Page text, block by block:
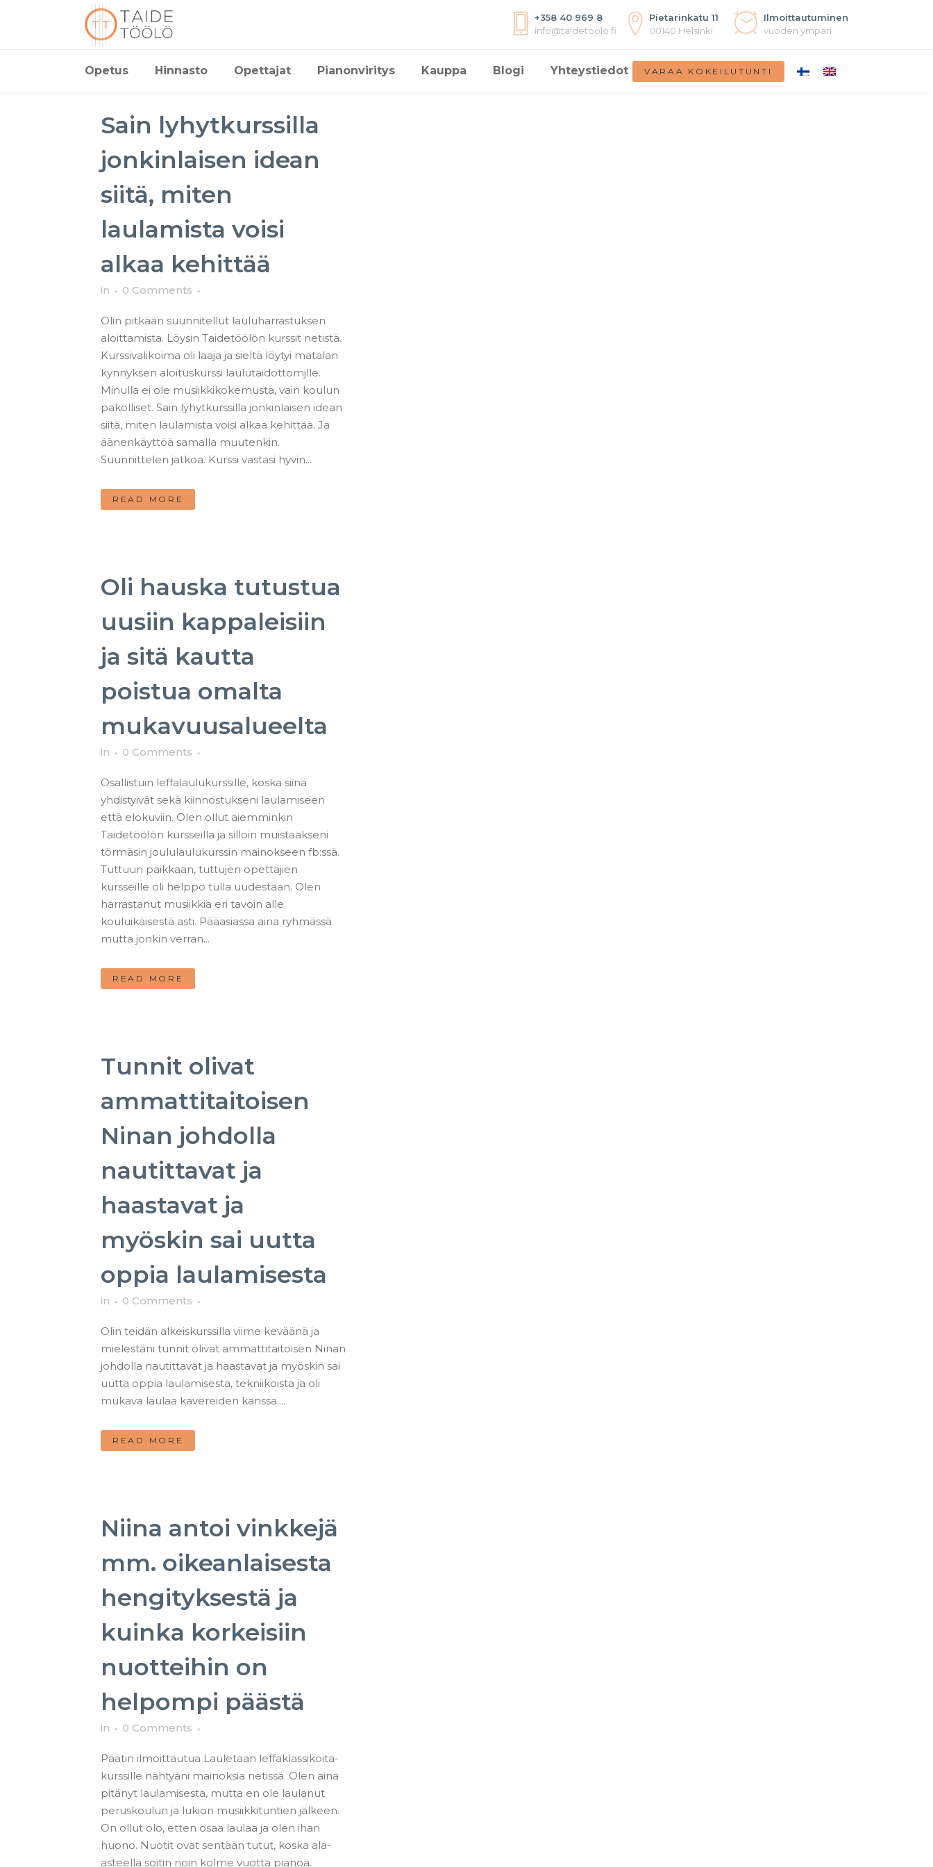
+358 40 969 8
info@taidetoolo.fi
Pietarinkatu 11
00140 Helsinki
Ilmoittautuminen
vuoden ympäri
Opetus Hinnasto Opettajat Pianonviritys Kauppa Blogi Yhteystiedot VARAA KOKEILUTUNTI
Sain lyhytkurssilla
jonkinlaisen idean
siitä, miten
laulamista voisi
alkaa kehittää
in 0 Comments
Olin pitkään suunnitellut lauluharrastuksen
aloittamista. Löysin Taidetöölön kurssit netistä.
Kurssivalikoima oli laaja ja sieltä löytyi matalan
kynnyksen aloituskurssi laulutaidottomjlle.
Minulla ei ole musiikkikokemusta, vain koulun
pakolliset. Sain lyhytkurssilla jonkinlaisen idean
siitä, miten laulamista voisi alkaa kehittää. Ja
äänenkäyttöä samalla muutenkin.
Suunnittelen jatkoa. Kurssi vastasi hyvin...
READ MORE
Oli hauska tutustua
uusiin kappaleisiin
ja sitä kautta
poistua omalta
mukavuusalueelta
in 0 Comments
Osallistuin leffalaulukurssille, koska siinä
yhdistyivät sekä kiinnostukseni laulamiseen
että elokuviin. Olen ollut aiemminkin
Taidetöölön kursseilla ja silloin muistaakseni
törmäsin joululaulukurssin mainokseen fb:ssä.
Tuttuun paikkaan, tuttujen opettajien
kursseille oli helppo tulla uudestaan. Olen
harrastanut musiikkia eri tavoin alle
kouluikäisestä asti. Pääasiassa aina ryhmässä
mutta jonkin verran...
READ MORE
Tunnit olivat
ammattitaitoisen
Ninan johdolla
nautittavat ja
haastavat ja
myöskin sai uutta
oppia laulamisesta
in 0 Comments
Olin teidän alkeiskurssilla viime keväänä ja
mielestäni tunnit olivat ammattitaitoisen Ninan
johdolla nautittavat ja haastavat ja myöskin sai
uutta oppia laulamisesta, tekniikoista ja oli
mukava laulaa kavereiden kanssa....
READ MORE
Niina antoi vinkkejä
mm. oikeanlaisesta
hengityksestä ja
kuinka korkeisiin
nuotteihin on
helpompi päästä
in 0 Comments
Päätin ilmoittautua Lauletaan leffaklassikoita-
kurssille nähtyäni mainoksia netissä. Olen aina
pitänyt laulamisesta, mutta en ole laulanut
peruskoulun ja lukion musiikkituntien jälkeen.
On ollut olo, etten osaa laulaa ja olen ihan
huono. Nuotit ovat sentään tutut, koska ala-
asteella soitin noin kolme vuotta pianoa.